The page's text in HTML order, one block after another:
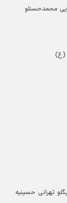
محمدحسنلو
تهرانی حسینیه